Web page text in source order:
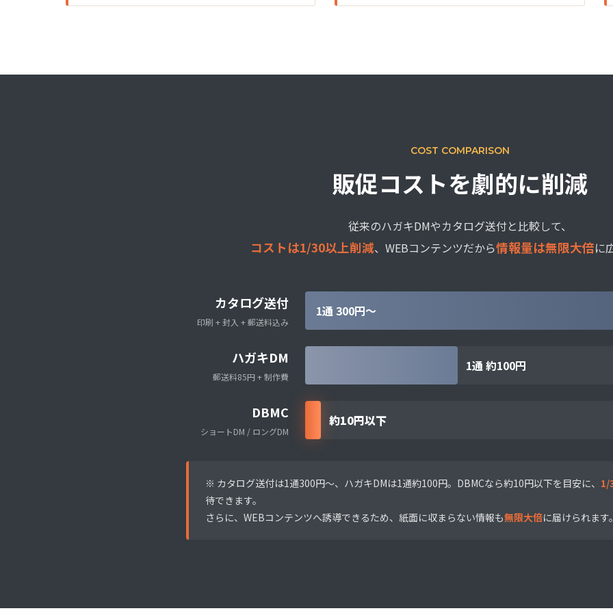
COST COMPARISON
販促コストを劇的に削減
従来のハガキDMやカタログ送付と比較して、
コストは1/30以上削減、WEBコンテンツだから情報量は無限大倍に
カタログ送付
印刷 + 封入 + 郵送料込み
1通 300円〜
ハガキDM
郵送料85円 + 制作費
1通 約100円
DBMC
ショートDM / ロングDM
約10円以下
※ カタログ送付は1通300円〜、ハガキDMは1通約100円。DBMCなら約10円以下を目安に、 1/
待できます。
さらに、WEBコンテンツへ誘導できるため、紙面に収まらない情報も無限大倍に届けられます。